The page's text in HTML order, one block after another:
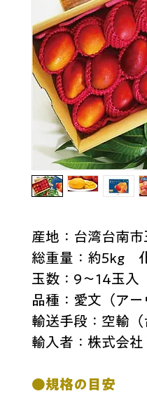
産地：台湾台南市
総重量：約5kg　
玉数： 9～14玉入
品種：愛文（ア
輸送手段：空輸（
輸入者：株式会
●規格の目安